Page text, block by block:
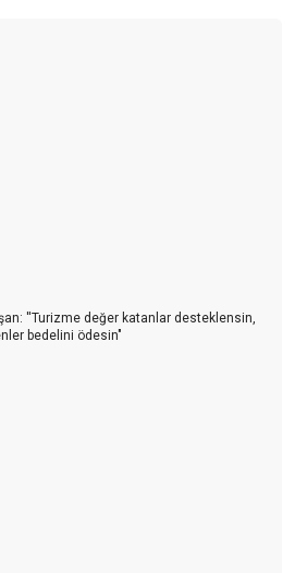
sağlıklı hedefler koymalıyız
?
PAHALI YILI
EKSİLERİMİZ
31 YIL SONRA YENİDEN
YAPIYOR
GİDİYOR?
''Turizme değer katanlar desteklensin,
bedelini ödesin"